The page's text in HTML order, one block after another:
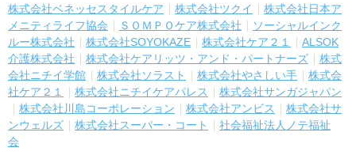
株式会社ベネッセスタイルケア 株式会社ツクイ
株式会社日本ア
メニティライフ協会
ＳＯＭＰＯケア株式会社
ソーシャルインク
ルー株式会社
株式会社SOYOKAZE 株式会社ケア２１
ALSOK
介護株式会社
株式会社ケアリッツ・アンド・パートナーズ
株式
会社ニチイ学館
株式会社ソラスト 株式会社やさしい手
株式会
社ケア２１
株式会社ニチイケアパレス
株式会社サンガジャパン
株式会社川島コーポレーション
株式会社アンビス
株式会社サ
ンウェルズ
株式会社スーパー・コート
社会福祉法人ノテ福祉
会